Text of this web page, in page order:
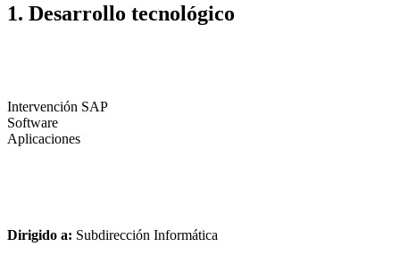
1. Desarrollo tecnológico
Intervención SAP
Software
Aplicaciones
Dirigido a: Subdirección Informática